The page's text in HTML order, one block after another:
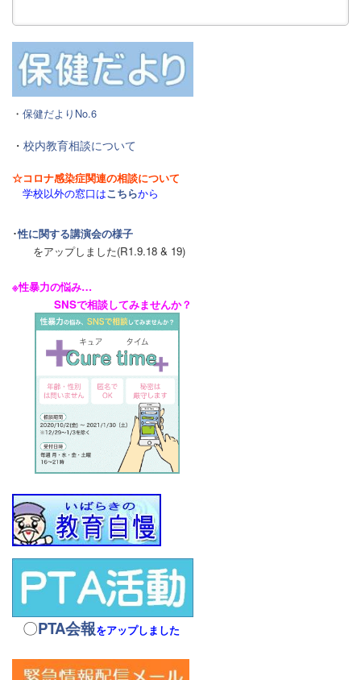
・ 保健だよりNo.6
・ 校内教育相談について
☆コロナ感染症関連の相談について
学校以外の窓口はこちらから
･性に関する講演会の様子
をアップしました(R1.9.18 & 19)
※性暴力の悩み…
SNSで相談してみませんか？
〇PTA会報をアップしました